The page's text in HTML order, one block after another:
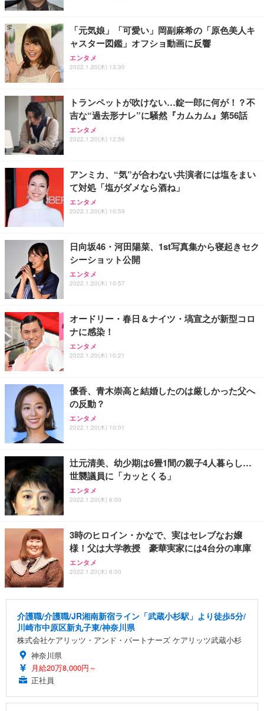
「元気娘」「可愛い」岡副麻希の「原色美人キ
ャスター図鑑」オフショ動画に反響
エンタメ
2022.1.20(木) 13:30
トランペットが吹けない…錠一郎に何が！？不
吉な“過去形ナレ”に騒然『カムカム』第56話
エンタメ
2022.1.20(木) 12:56
アンミカ、“気”が合わない共演者には塩をまい
て対処「塩がダメなら酒ね」
エンタメ
2022.1.20(木) 10:59
日向坂46・河田陽菜、1st写真集から寝起きセク
シーショット公開
エンタメ
2022.1.20(木) 10:57
オードリー・春日＆ナイツ・塙宣之が新型コロ
ナに感染！
エンタメ
2022.1.20(木) 10:21
優香、青木崇高と結婚したのは厳しかった父へ
の反動？
エンタメ
2022.1.20(木) 10:01
辻元清美、幼少期は6畳1間の親子4人暮らし…
世襲議員に「カッとくる」
エンタメ
2022.1.20(木) 6:00
3時のヒロイン・かなで、実はセレブなお嬢
様！父は大学教授 豪華実家には4台分の車庫
エンタメ
2022.1.20(木) 6:00
介護職/介護職/JR湘南新宿ライン「武蔵小杉駅」より徒歩5分/
川崎市中原区新丸子東/神奈川県
株式会社ケアリッツ・アンド・パートナーズ ケアリッツ武蔵小杉
神奈川県
月給20万8,000円～
正社員